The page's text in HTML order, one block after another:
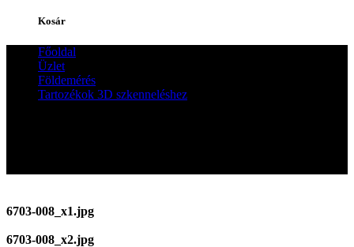
Kosár
Főoldal
Üzlet
Földemérés
Tartozékok 3D szkenneléshez
6703-008_x1.jpg
6703-008_x2.jpg